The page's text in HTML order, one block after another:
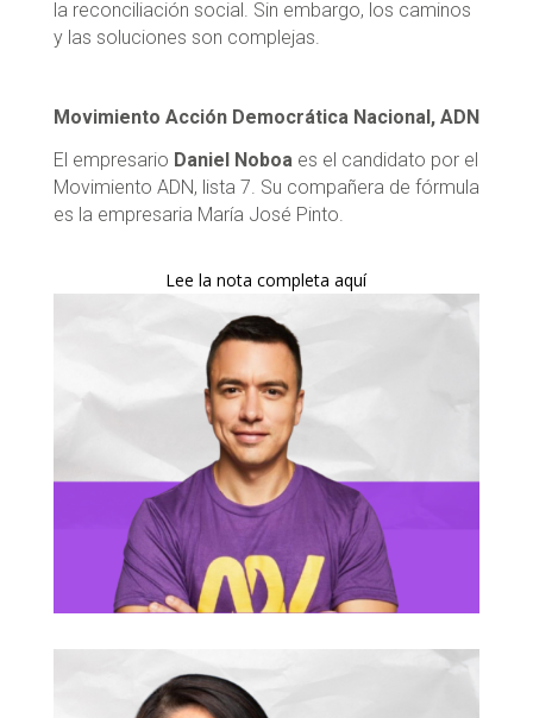
la reconciliación social. Sin embargo, los caminos
y las soluciones son complejas.
Movimiento Acción Democrática Nacional, ADN
El empresario Daniel Noboaes el candidato por el
Movimiento ADN, lista 7. Su compañera de fórmula
es la empresaria María José Pinto.
Lee la nota completa aquí